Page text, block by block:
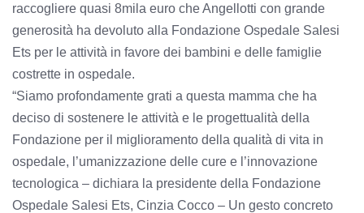
raccogliere quasi 8mila euro che Angellotti con grande
generosità ha devoluto alla Fondazione Ospedale Salesi
Ets per le attività in favore dei bambini e delle famiglie
costrette in ospedale.
“Siamo profondamente grati a questa mamma che ha
deciso di sostenere le attività e le progettualità della
Fondazione per il miglioramento della qualità di vita in
ospedale, l’umanizzazione delle cure e l’innovazione
tecnologica – dichiara la presidente della Fondazione
Ospedale Salesi Ets, Cinzia Cocco – Un gesto concreto